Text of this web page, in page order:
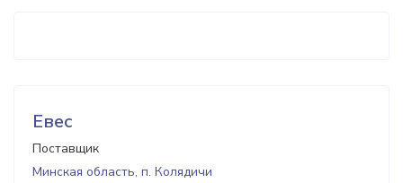
Евес
Поставщик
Минская область, п. Колядичи